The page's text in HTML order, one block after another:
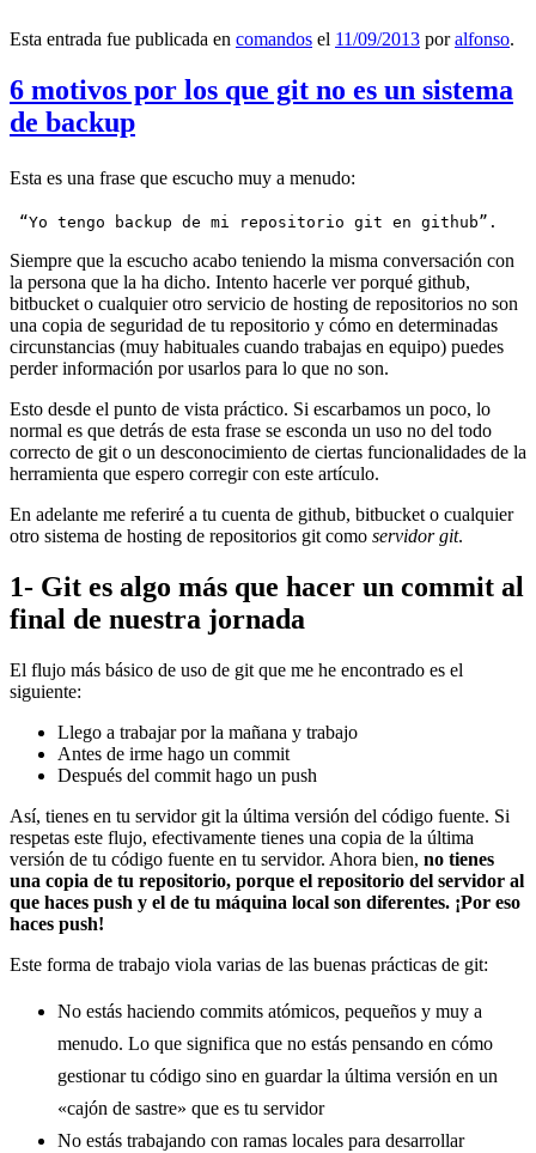
Esta entrada fue publicada en comandos el 11/09/2013 poralfonso.
6 motivos por los que git no es un sistema
de backup
Esta es una frase que escucho muy a menudo:
“Yo tengo backup de mi repositorio git en github”.
Siempre que la escucho acabo teniendo la misma conversación con
la persona que la ha dicho. Intento hacerle ver porqué github,
bitbucket o cualquier otro servicio de hosting de repositorios no son
una copia de seguridad de tu repositorio y cómo en determinadas
circunstancias (muy habituales cuando trabajas en equipo) puedes
perder información por usarlos para lo que no son.
Esto desde el punto de vista práctico. Si escarbamos un poco, lo
normal es que detrás de esta frase se esconda un uso no del todo
correcto de git o un desconocimiento de ciertas funcionalidades de la
herramienta que espero corregir con este artículo.
En adelante me referiré a tu cuenta de github, bitbucket o cualquier
otro sistema de hosting de repositorios git como servidor git.
1- Git es algo más que hacer un commit al
final de nuestra jornada
El flujo más básico de uso de git que me he encontrado es el
siguiente:
Llego a trabajar por la mañana y trabajo
Antes de irme hago un commit
Después del commit hago un push
Así, tienes en tu servidor git la última versión del código fuente. Si
respetas este flujo, efectivamente tienes una copia de la última
versión de tu código fuente en tu servidor. Ahora bien, no tienes
una copia de tu repositorio, porque el repositorio del servidor al
que haces push y el de tu máquina local son diferentes. ¡Por eso
haces push!
Este forma de trabajo viola varias de las buenas prácticas de git:
No estás haciendo commits atómicos, pequeños y muy a
menudo. Lo que significa que no estás pensando en cómo
gestionar tu código sino en guardar la última versión en un
«cajón de sastre» que es tu servidor
No estás trabajando con ramas locales para desarrollar